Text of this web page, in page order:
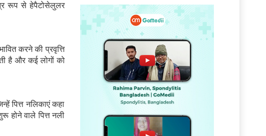
रूप से हेपैटोसेलुलर
करने की प्रवृत्ति
है और कई लोगों को
पित्त नलिकाएं कहा
होने वाले पित्त नली